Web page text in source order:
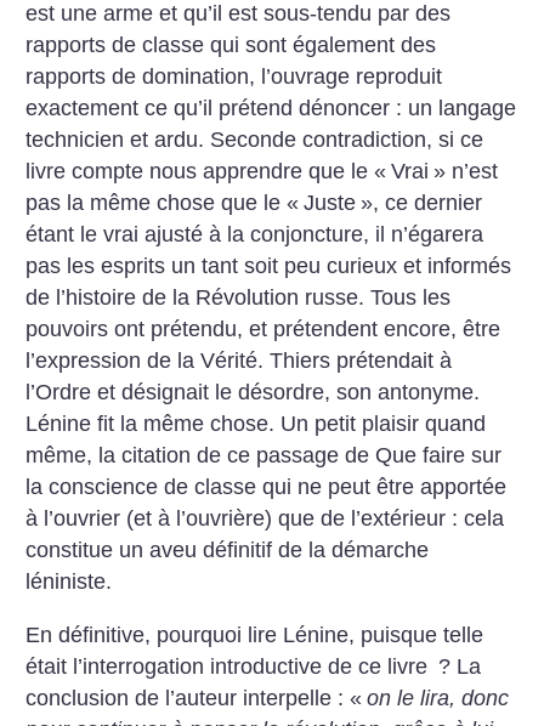
est une arme et qu’il est sous-tendu par des
rapports de classe qui sont également des
rapports de domination, l’ouvrage reproduit
exactement ce qu’il prétend dénoncer : un langage
technicien et ardu. Seconde contradiction, si ce
livre compte nous apprendre que le « Vrai » n’est
pas la même chose que le « Juste », ce dernier
étant le vrai ajusté à la conjoncture, il n’égarera
pas les esprits un tant soit peu curieux et informés
de l’histoire de la Révolution russe. Tous les
pouvoirs ont prétendu, et prétendent encore, être
l’expression de la Vérité. Thiers prétendait à
l’Ordre et désignait le désordre, son antonyme.
Lénine fit la même chose. Un petit plaisir quand
même, la citation de ce passage de Que faire sur
la conscience de classe qui ne peut être apportée
à l’ouvrier (et à l’ouvrière) que de l’extérieur : cela
constitue un aveu définitif de la démarche
léniniste.
En définitive, pourquoi lire Lénine, puisque telle
était l’interrogation introductive de ce livre ? La
conclusion de l’auteur interpelle : « on le lira, donc